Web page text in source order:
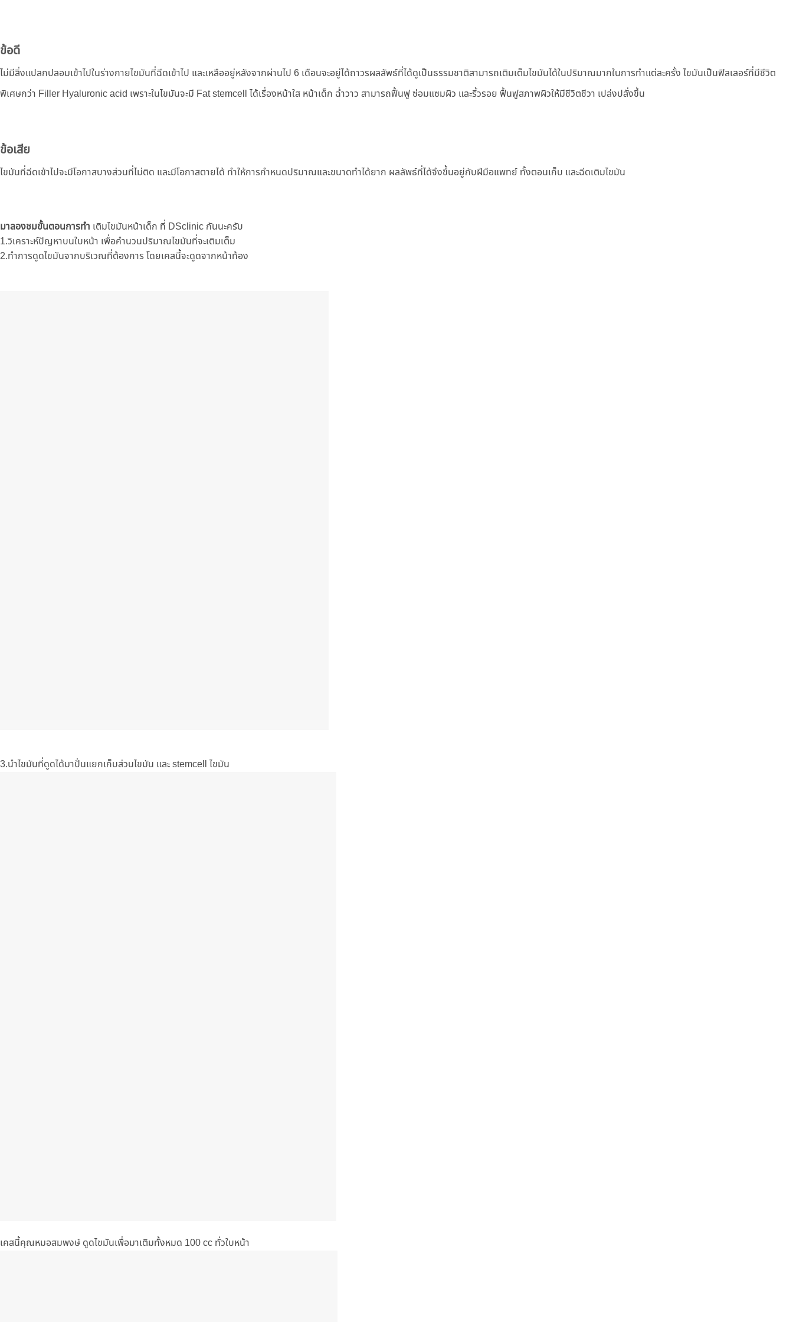
ข้อดี
ไม่มีสิ่งแปลกปลอมเข้าไปในร่างกายไขมันที่ฉีดเข้าไป และเหลืออยู่หลังจากผ่านไป 6 เดือนจะอยู่ได้ถาวรผลลัพธ์ที่ได้ดูเป็นธรรมชาติสามารถเติมเต็มไขมันได้ในปริมาณมากในการทำแต่ละครั้ง ไขมันเป็นฟิลเลอร์ที่มีชีวิต
พิเศษกว่า Filler Hyaluronic acid เพราะในไขมันจะมี Fat stemcell ได้เรื่องหน้าใส หน้าเด็ก ฉ่ำวาว สามารถฟื้นฟู ซ่อมแซมผิว และริ้วรอย ฟื้นฟูสภาพผิวให้มีชีวิตชีวา เปล่งปลั่งขึ้น
ข้อเสีย
ไขมันที่ฉีดเข้าไปจะมีโอกาสบางส่วนที่ไ่ม่ติด และมีโอกาสตายได้ ทำให้การกำหนดปริมาณและขนาดทำได้ยาก ผลลัพธ์ที่ได้จึงขึ้นอยู่กับฝีมือแพทย์ ทั้งตอนเก็บ และฉีดเติมไขมัน
​มาลองชมขั้นตอนการทำ เติมไขมันหน้าเด็ก​ ที่ DSclinic กันนะครับ
1.วิเคราะห์ปัญหาบนใบหน้า เพื่อคำนวนปริมาณไขมันที่จะเติมเต็ม
2.ทำการดูดไขมันจากบริเวณที่ต้องการ โดยเคสนี้จะดูดจากหน้าท้อง
3.นำไขมันที่ดูดได้มาปั่นแยกเก็บส่วนไขมัน และ stemcell ไขมัน
เคสนี้คุณหมอสมพงษ์ ดูดไขมันเพื่อมาเติมทั้งหมด 100 cc ทั่วใบหน้า